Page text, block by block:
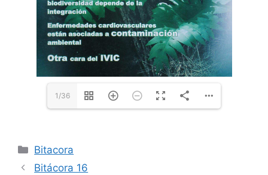
1/36
Bitacora
Bitácora 16